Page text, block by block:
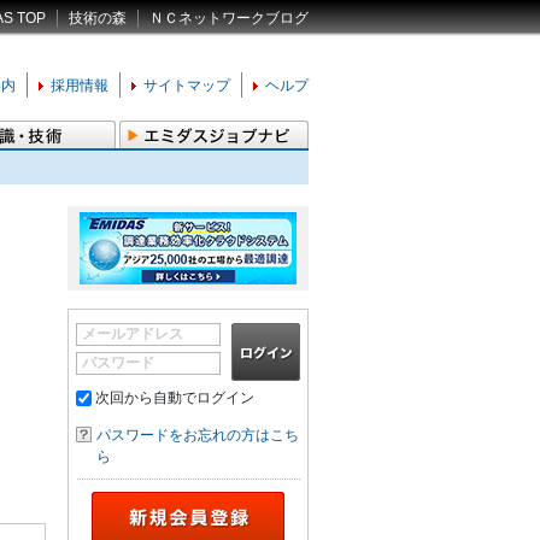
TOP 技術の森 ＮＣネットワークブログ
採用情報 サイトマップ ヘルプ
メールアドレス
パスワード
次回から自動でログイン
パスワードをお忘れの方はこち
ら